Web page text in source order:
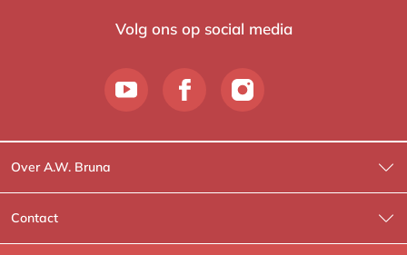
Volg ons op social media
Over A.W. Bruna
Wat wij doen
Wie is Wie?
Contact
Contactinformatie